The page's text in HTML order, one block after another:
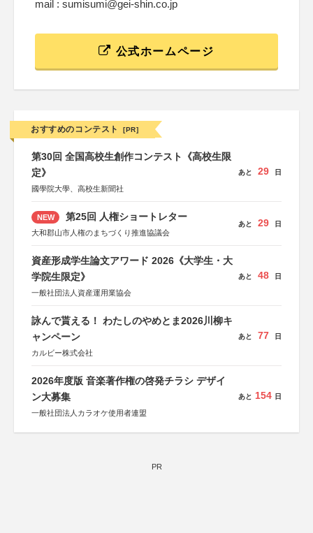
mail : sumisumi@gei-shin.co.jp
公式ホームページ
おすすめのコンテスト [PR]
第30回 全国高校生創作コンテスト《高校生限
定》
國學院大學、高校生新聞社
あと 29 日
NEW 第25回 人権ショートレター
大和郡山市人権のまちづくり推進協議会
あと 29 日
資産形成学生論文アワード 2026《大学生・大
学院生限定》
一般社団法人資産運用業協会
あと 48 日
詠んで貰える！ わたしのやめとま2026川柳キ
ャンペーン
カルビー株式会社
あと 77 日
2026年度版 音楽著作権の啓発チラシ デザイ
ン大募集
一般社団法人カラオケ使用者連盟
あと 154 日
PR